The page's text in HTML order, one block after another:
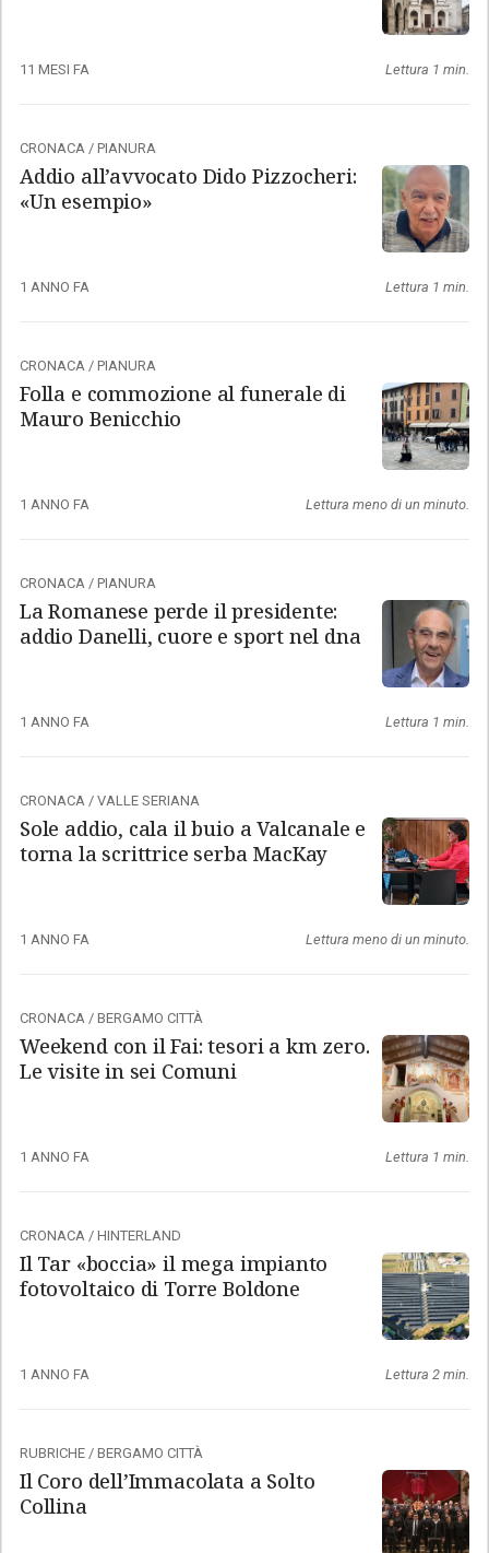
11 MESI FA Lettura 1 min.
CRONACA / PIANURA
Addio all’avvocato Dido Pizzocheri:
«Un esempio»
1 ANNO FA Lettura 1 min.
CRONACA / PIANURA
Folla e commozione al funerale di
Mauro Benicchio
1 ANNO FA Lettura meno di un minuto.
CRONACA / PIANURA
La Romanese perde il presidente:
addio Danelli, cuore e sport nel dna
1 ANNO FA Lettura 1 min.
CRONACA / VALLE SERIANA
Sole addio, cala il buio a Valcanale e
torna la scrittrice serba MacKay
1 ANNO FA Lettura meno di un minuto.
CRONACA / BERGAMO CITTÀ
Weekend con il Fai: tesori a km zero.
Le visite in sei Comuni
1 ANNO FA Lettura 1 min.
CRONACA / HINTERLAND
Il Tar «boccia» il mega impianto
fotovoltaico di Torre Boldone
1 ANNO FA Lettura 2 min.
RUBRICHE / BERGAMO CITTÀ
Il Coro dell’Immacolata a Solto
Collina